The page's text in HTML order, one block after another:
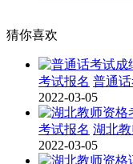
猜你喜欢
考试报名 普通
2022-03-05
考试报名 湖北
2022-03-05